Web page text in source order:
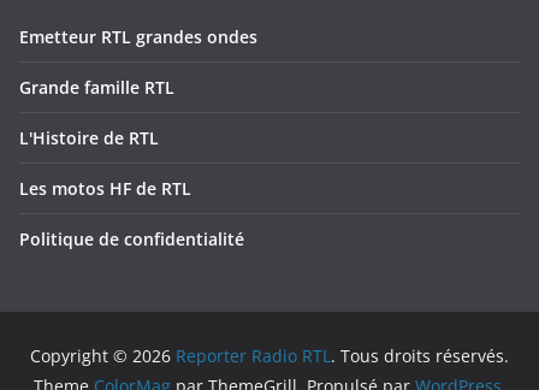
Emetteur RTL grandes ondes
Grande famille RTL
L'Histoire de RTL
Les motos HF de RTL
Politique de confidentialité
Copyright © 2026 Reporter Radio RTL. Tous droits réservés.